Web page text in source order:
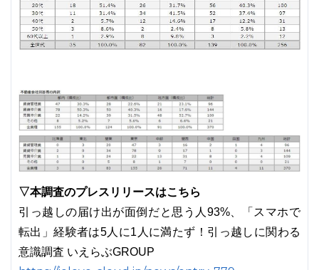
▽本調査のプレスリリースはこちら
引っ越しの届け出が面倒だと思う人93%、「スマホで
転出」経験者は5人に1人に満たず！引っ越しに関わる
意識調査 いえらぶGROUP